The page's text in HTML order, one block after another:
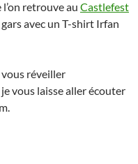
retrouve au Castlefest
avec un T-shirt Irfan
réveiller
vous laisse aller écouter